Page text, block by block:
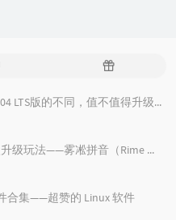
评
随
文
章
Ubuntu24.04 VS Ubuntu22.04 LTS版的不同，值不值得升级？
Ubuntu24.04系统中文输入升级玩法——雾凇拼音（Rime 配置）
合集——超赞的 Linux 软件